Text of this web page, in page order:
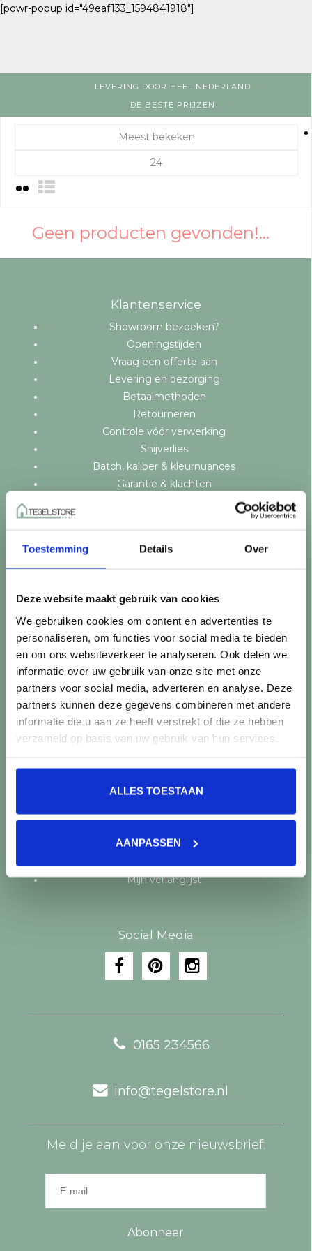
Toestemming Details Over
Deze website maakt gebruik van cookies
We gebruiken cookies om content en advertenties te
personaliseren, om functies voor social media te bieden
en om ons websiteverkeer te analyseren. Ook delen we
informatie over uw gebruik van onze site met onze
partners voor social media, adverteren en analyse. Deze
partners kunnen deze gegevens combineren met andere
informatie die u aan ze heeft verstrekt of die ze hebben
verzameld op basis van uw gebruik van hun services.
ALLES TOESTAAN
AANPASSEN
[powr-popup id="49eaf133_1594841918"]
LEVERING DOOR HEEL NEDERLAND
DE BESTE PRIJZEN
Meest bekeken
24
Geen producten gevonden!...
Klantenservice
Showroom bezoeken?
Openingstijden
Vraag een offerte aan
Levering en bezorging
Betaalmethoden
Retourneren
Controle vóór verwerking
Snijverlies
Batch, kaliber & kleurnuances
Garantie & klachten
Over TegelStore.nl
Privacy Policy
Producten
Alle producten
Nieuwe producten
Aanbiedingen
Merken
Tags
Mijn bestellingen
Mijn verlanglijst
Social Media
0165 234566
info@tegelstore.nl
Meld je aan voor onze nieuwsbrief:
Abonneer